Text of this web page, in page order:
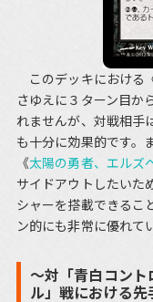
このデッキにおける
さゆえに３ターン目か
れませんが、対戦相手
も十分に効果的です。
《太陽の勇者、エルズ
サイドアウトしたいた
シャーを搭載できるこ
ン的にも非常に優れて
～対「青白コン
ル」戦における